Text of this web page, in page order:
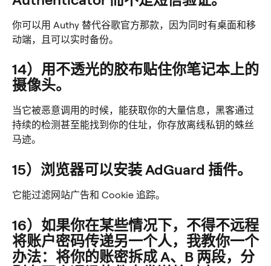
你可以用 Authy 替代谷歌官方那款，因为同时有桌面和移
动端，且可以实时备份。
14）用不透光的胶布贴住你笔记本上的
摄像头。
当它被恶意调用的时候，能获取你的大量信息，黑客通过
持续的检测甚至能找到你的住址，你存放离线私钥的蛛丝
马迹。
15）浏览器可以安装 AdGuard 插件。
它能过滤网站广告和 Cookie 追踪。
16）如果你在某些情况下，不得不远程
将账户密码传递另一个人，我教你一个
办法：将你的账密拆成 A、B 两段，分